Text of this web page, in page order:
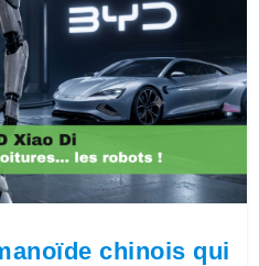
chinois qui